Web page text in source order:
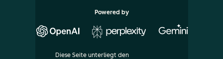
Powered by
Diese Seite unterliegt den